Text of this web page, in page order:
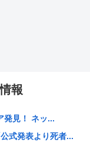
報
発見！ ネッ...
式発表より死者...